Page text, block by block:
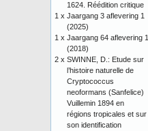
1624. Réédition critique
1 x Jaargang 3 aflevering 1
(2025)
1 x Jaargang 64 aflevering 1
(2018)
2 x SWINNE, D.: Etude sur
l’histoire naturelle de
Cryptococcus
neoformans (Sanfelice)
Vuillemin 1894 en
régions tropicales et sur
son identification